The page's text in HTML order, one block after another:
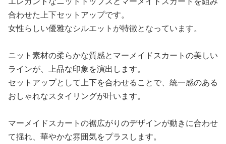
合わせた上下セットアップです。
女性らしい優雅なシルエットが特徴となっています。
ニット素材の柔らかな質感とマーメイドスカートの美しい
ラインが、上品な印象を演出します。
セットアップとして上下を合わせることで、統一感のある
おしゃれなスタイリングが叶います。
マーメイドスカートの裾広がりのデザインが動きに合わせ
て揺れ、華やかな雰囲気をプラスします。